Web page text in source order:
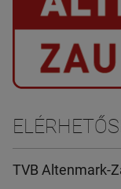
TVB Altenmark-